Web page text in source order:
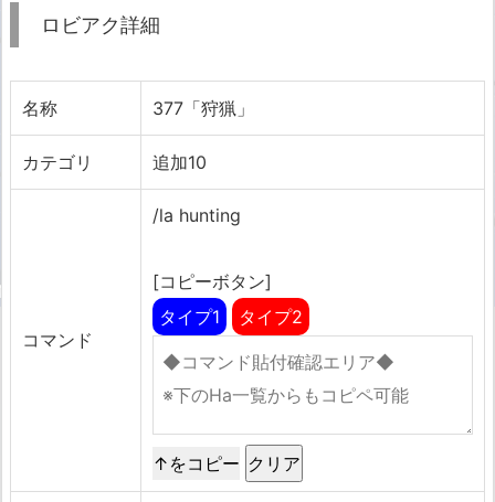
ロビアク詳細
名称 377「狩猟」
カテゴリ 追加10
コマンド
/la hunting
[コピーボタン]
タイプ1
タイプ2
↑をコピー